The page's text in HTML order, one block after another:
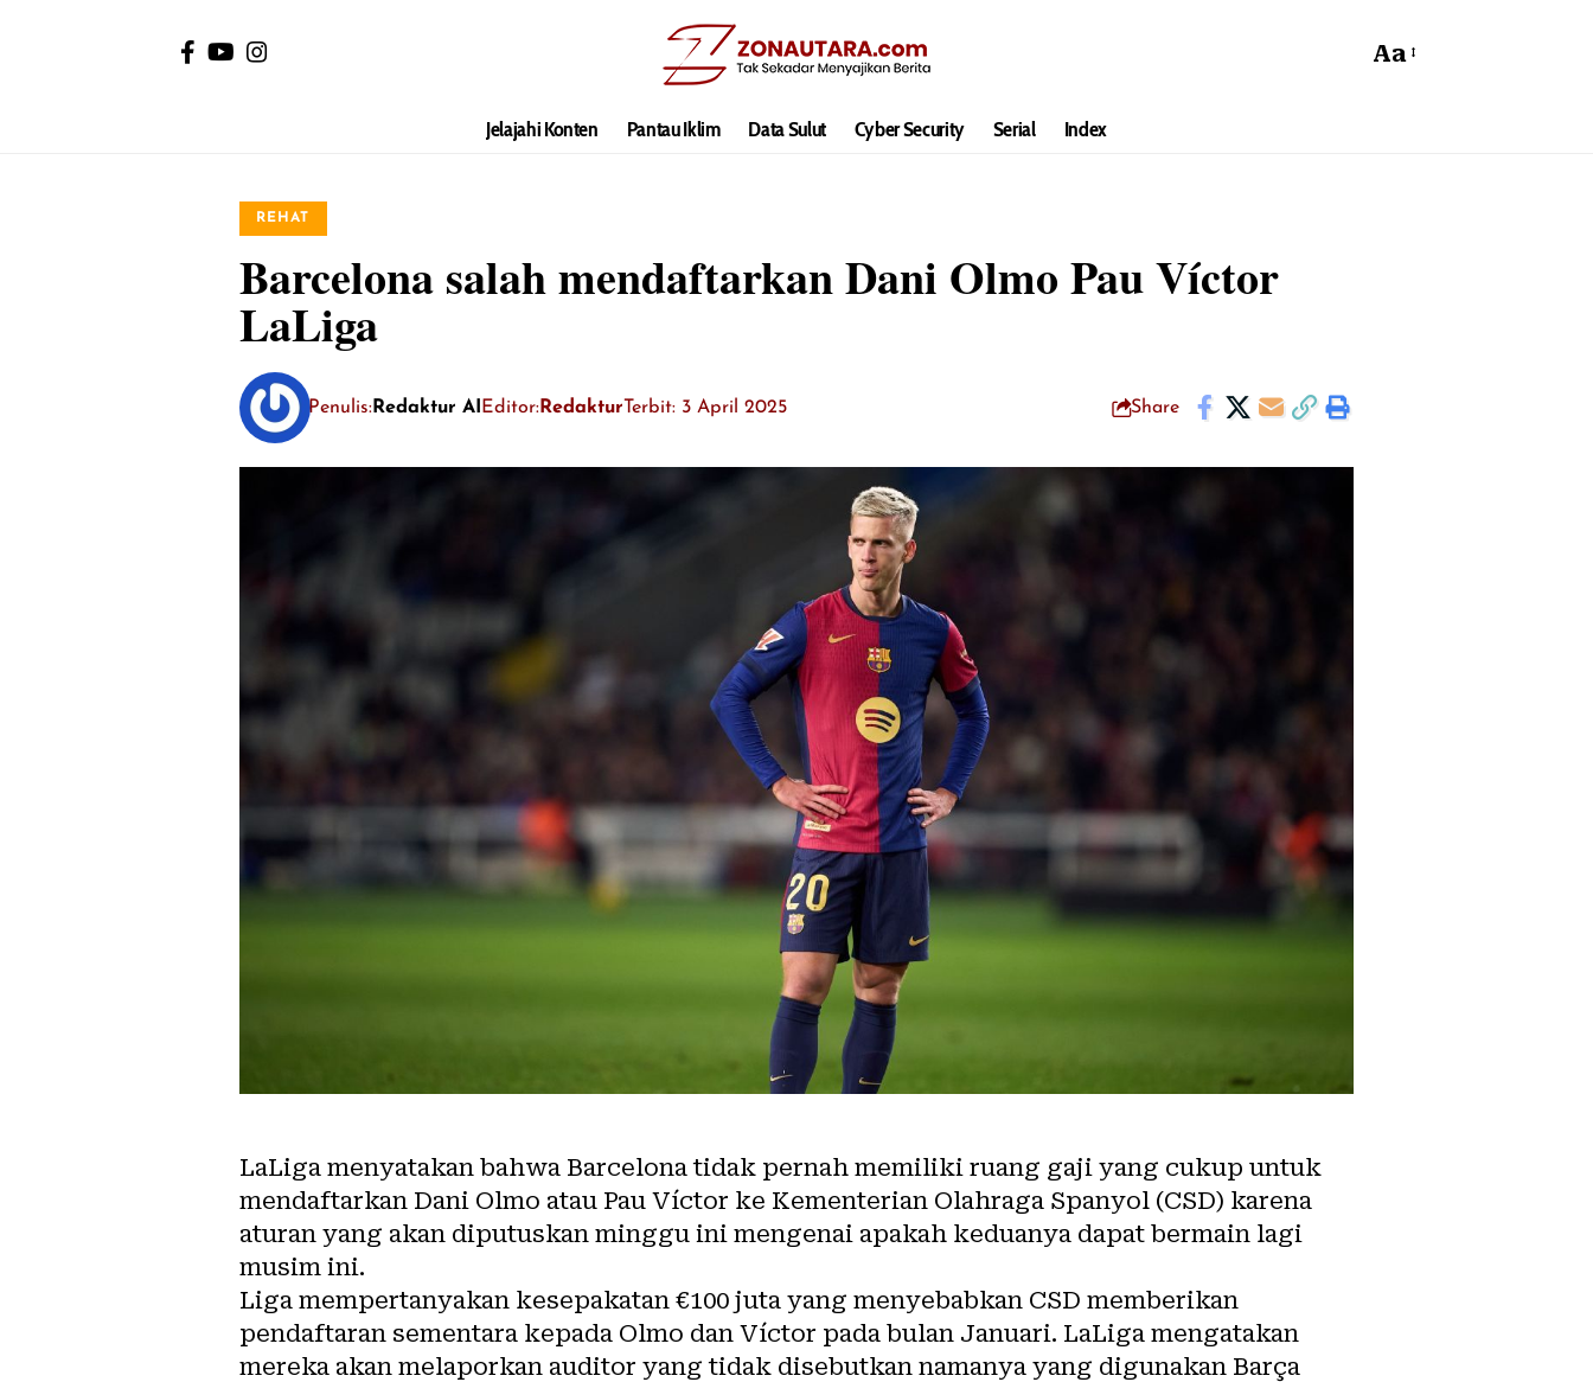
Aa
Jelajahi Konten Pantau Iklim Data Sulut Cyber Security Serial Index
REHAT
Barcelona salah mendaftarkan Dani Olmo Pau Víctor
LaLiga
Penulis:Redaktur AI Editor:Redaktur Terbit: 3 April 2025 Share
LaLiga menyatakan bahwa Barcelona tidak pernah memiliki ruang gaji yang cukup untuk
mendaftarkan Dani Olmo atau Pau Víctor ke Kementerian Olahraga Spanyol (CSD) karena
aturan yang akan diputuskan minggu ini mengenai apakah keduanya dapat bermain lagi
musim ini.
Liga mempertanyakan kesepakatan €100 juta yang menyebabkan CSD memberikan
pendaftaran sementara kepada Olmo dan Víctor pada bulan Januari. LaLiga mengatakan
mereka akan melaporkan auditor yang tidak disebutkan namanya yang digunakan Barça